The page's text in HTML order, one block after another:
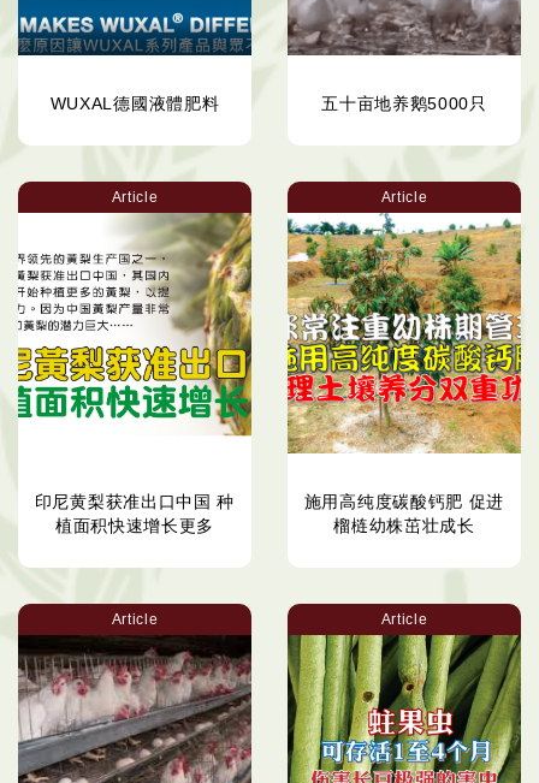
WUXAL德國液體肥料 五十亩地养鹅5000只
Article
印尼黄梨获准出口中国 种
植面积快速增长更多
Article
施用高纯度碳酸钙肥 促进
榴梿幼株茁壮成长
Article Article